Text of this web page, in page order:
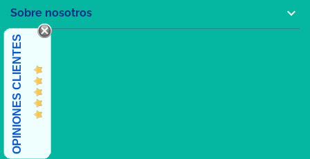
Sobre nosotros 
OPINIONES CLIENTES